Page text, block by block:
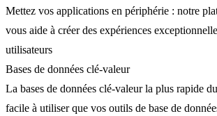
Mettez vos applications en périphérie : notre
vous aide à créer des expériences
utilisateurs
Bases de données clé-valeur
La bases de données clé-valeur la plus rapide
facile à utiliser que vos outils de base de